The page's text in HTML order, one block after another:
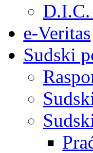
e-Veritas
Sudski